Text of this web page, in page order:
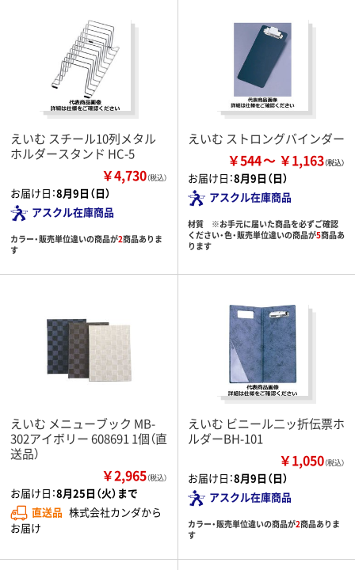
えいむ スチール10列メタル
ホルダースタンド HC-5
￥4,730（税込）
お届け日：8月9日（日）
アスクル在庫商品
カラー・販売単位違いの商品が2商品ありま
す
えいむ ストロングバインダー
￥544 ￥1,163
お届け日：8月9日（日）
アスクル在庫商品
材質 ※お手元に届いた商品を必ずご確認
ください・色・販売単位違いの商品が5商品あ
ります
えいむ メニューブック MB-
302アイボリー 608691 1個（直
送品）
￥2,965（税込）
お届け日：8月25日（火）まで
直送品 株式会社カンダから
お届け
えいむ ビニール二ッ折伝票ホ
ルダーBH-101
￥1,050（税込）
お届け日：8月9日（日）
アスクル在庫商品
カラー・販売単位違いの商品が2商品ありま
す